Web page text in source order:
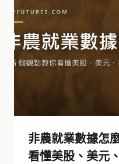
非農就業數據怎
看懂美股、美元